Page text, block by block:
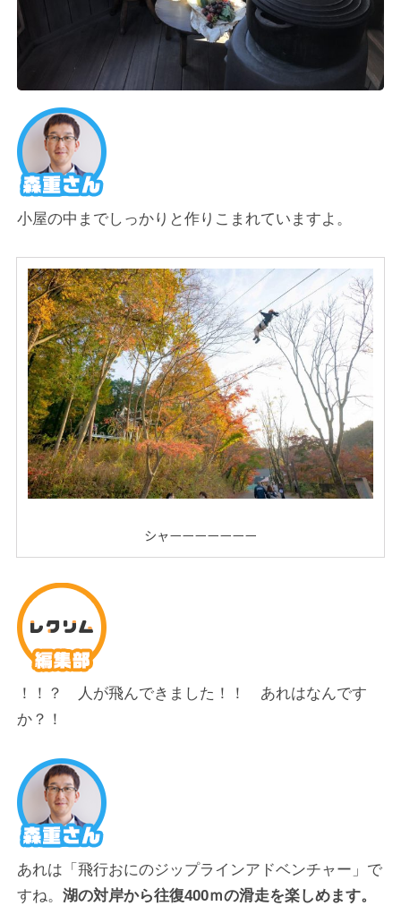
小屋の中までしっかりと作りこまれていますよ。
シャーーーーーーー
！！？
人が飛んできました！！ あれはなんです
か？！
あれは「飛行おにのジップラインアドベンチャー」で
すね。湖の対岸から往復400ｍの滑走を楽しめます。